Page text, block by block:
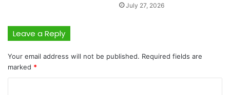
July 27, 2026
Leave a Reply
Your email address will not be published. Required fields are
marked *